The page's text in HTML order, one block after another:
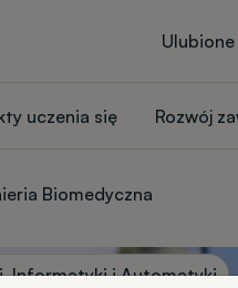
uczenia się Rozwój
Biomedyczna
Informatyki i Automatyki